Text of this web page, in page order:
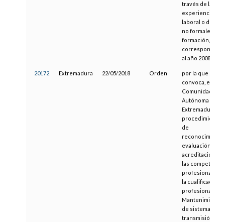
través de la
experiencia
laboral o de vías
no formales de
formación,
al año 2008
20172 Extremadura 22/05/2018 Orden
por la que se
convoca, en la
Comunidad
Autónoma de
Extremadura, el
procedimiento
de
reconocimiento,
evaluación y
acreditación de
las
profesionales
la cualificación
profesional de
Mantenimiento
de sistemas de
transmisión de